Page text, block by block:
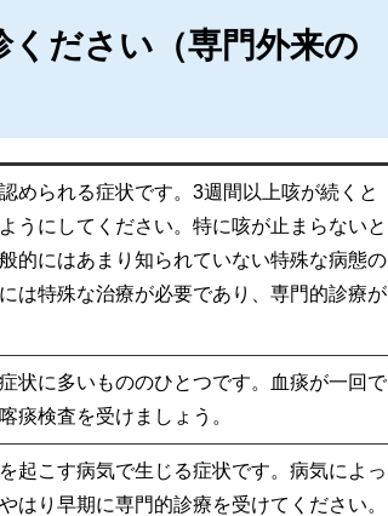
ださい（専門外来の
められる症状です。3週間以上咳が続くと
うにしてください。特に咳が止まらないと
的にはあまり知られていない特殊な病態の
は特殊な治療が必要であり、専門的診療が
状に多いもののひとつです。血痰が一回で
痰検査を受けましょう。
起こす病気で生じる症状です。病気によっ
はり早期に専門的診療を受けてください。